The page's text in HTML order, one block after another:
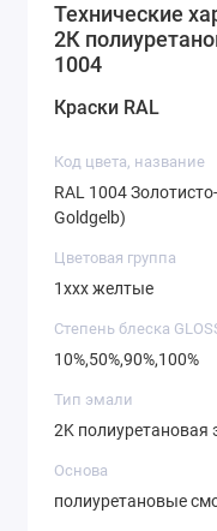
Технические
2К
1004
Краски RAL
Код цвета, название
RAL 1004
Goldgelb)
Цветовая группа
1ххх желтые
Степень блеска
10%,50%,90%,100%
Тип эмали
2K полиуретановая
Основа
полиуретановые